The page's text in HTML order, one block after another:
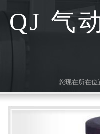
QJ 气
您现在所在位